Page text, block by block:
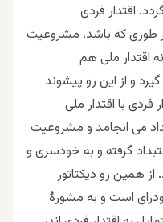
اقتدار فردی
طوری که باشد، مشروعیت
اقتدار ملی هم
و از این رو پیشوند
با اقتدار ملی
می انجامد و مشروعیت
گرفته و به خودسری و
همین رو دیکتاتور
است و به مشورۀ